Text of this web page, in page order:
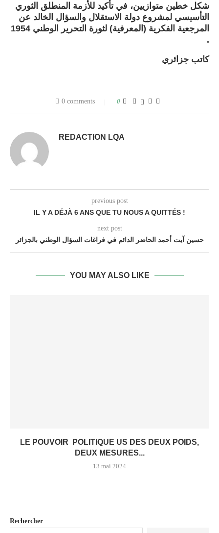
شكل خطين متوازيين، في تأكيد للأزمة المنطلق الثوري
التأسيسي لمشروع دولة الاستقلال والسؤال الخالد عن
المرجعية الفكرية (المعرفية) لثورة التحرير الوطني 1954
.
كاتب جزائري
0 comments 0
REDACTION LQA
previous post
IL Y A DÉJÀ 6 ANS QUE TU NOUS A QUITTÉS !
next post
حسين آيت أحمد الحاضر الدائم في فراغات السؤال الوطني بالجزائر
YOU MAY ALSO LIKE
LE POUVOIR POLITIQUE US DES DEUX POIDS,
DEUX MESURES...
13 mai 2024
Rechercher